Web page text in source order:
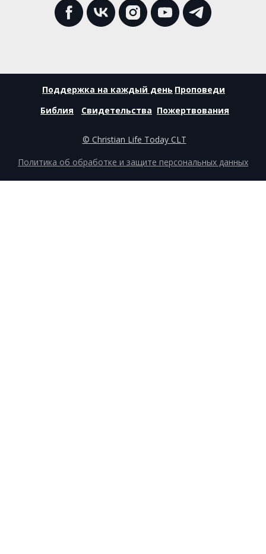
© Christian Life Today CLT
Проповеди
Поддержка на каждый день
Библия
Свидетельства Пожертвования
Политика об обработке и защите персональных данных